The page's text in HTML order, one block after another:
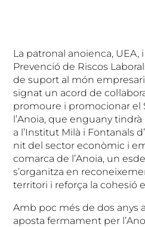
La patronal anoienca, UEA,
Prevenció de Riscos
de suport al món
signat un acord de
promoure i promocionar el
l’Anoia, que enguany
a l’Institut Milà i Fontanals
nit del sector econòmic i
comarca de l’Anoia, un
s’organitza en
territori i reforça la cohesió
Amb poc més de dos anys
aposta fermament per